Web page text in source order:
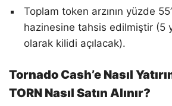
Toplam token arzının yüzde
hazinesine tahsis edilmiştir (5
olarak kilidi açılacak).
Tornado Cash’e Nasıl
TORN Nasıl Satın Alınır?